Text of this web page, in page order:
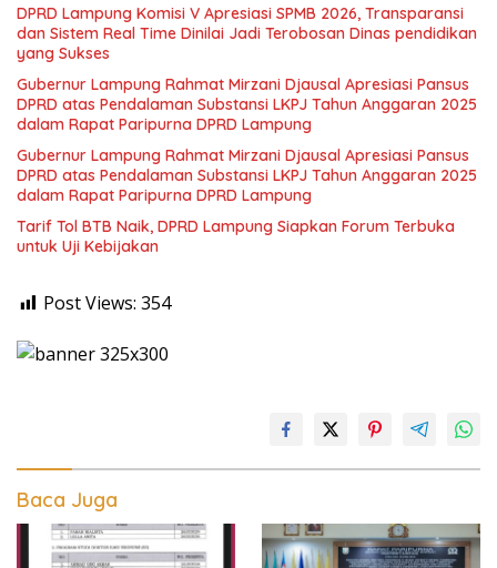
DPRD Lampung Komisi V Apresiasi SPMB 2026, Transparansi
dan Sistem Real Time Dinilai Jadi Terobosan Dinas pendidikan
yang Sukses
Gubernur Lampung Rahmat Mirzani Djausal Apresiasi Pansus
DPRD atas Pendalaman Substansi LKPJ Tahun Anggaran 2025
dalam Rapat Paripurna DPRD Lampung
Gubernur Lampung Rahmat Mirzani Djausal Apresiasi Pansus
DPRD atas Pendalaman Substansi LKPJ Tahun Anggaran 2025
dalam Rapat Paripurna DPRD Lampung
Tarif Tol BTB Naik, DPRD Lampung Siapkan Forum Terbuka
untuk Uji Kebijakan
Post Views: 354
Baca Juga